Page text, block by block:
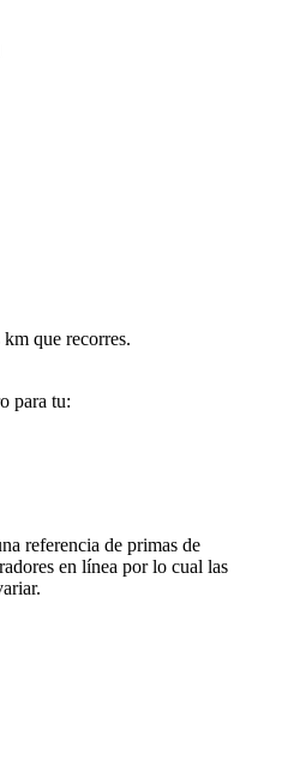
que recorres.
para tu:
referencia de primas de
en línea por lo cual las